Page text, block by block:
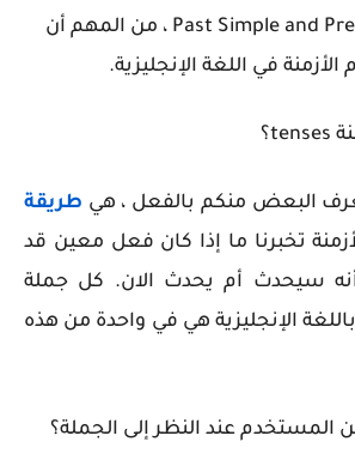
Past Simple and ، من المهم أن
في اللغة الإنجليزية.
tenses؟
البعض منكم بالفعل ، هي طريقة
تخبرنا ما إذا كان فعل معين قد
سيحدث أم يحدث الان. كل جملة
باللغة الإنجليزية هي في واحدة من هذه
المستخدم عند النظر إلى الجملة؟